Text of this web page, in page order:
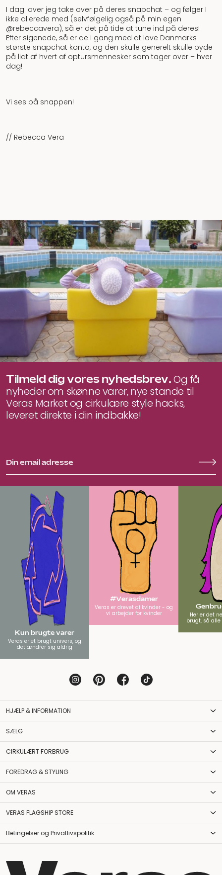
I dag laver jeg take over på deres snapchat – og følger I
ikke allerede med (selvfølgelig også på min egen
@rebeccavera), så er det på tide at tune ind på deres!
Efter sigenede, så er de i gang med at lave Danmarks
største snapchat konto, og den skulle generelt skulle byde
på lidt af hvert af optursmennesker som tager over – hver
dag!
Vi ses på snappen!
// Rebecca Vera
Tilmeld dig vores nyhedsbrev.Og få
nyheder om skønne varer, nye stande til
Veras Market og cirkulære style hacks,
leveret direkte i din indbakke!
Kun brugte varer
Veras er et brugt univers, og
det ændrer sig aldrig
#Verasdamer
Veras er drevet af kvinder - og
vi arbejder for kvinder
Her er det
brugt, så
HJÆLP & INFORMATION
SÆLG
CIRKULÆRT FORBRUG
FOREDRAG & STYLING
OM VERAS
VERAS FLAGSHIP STORE
Betingelser og Privatlivspolitik